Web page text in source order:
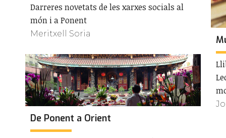
Darreres novetats de les xarxes socials al
món i a Ponent
Meritxell Soria
De Ponent a Orient